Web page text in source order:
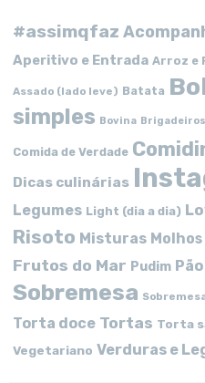
#assimqfaz
Aperitivo e Entrada Arroz e
Assado (lado leve) Batata
simples Bovina Brigadeiros
Comida de Verdade
Dicas culinárias
Legumes Light (dia a dia)
Risoto Misturas Molhos
Frutos do Mar Pudim Pão
Sobremesa
Torta doce Tortas Torta
Vegetariano Verduras e